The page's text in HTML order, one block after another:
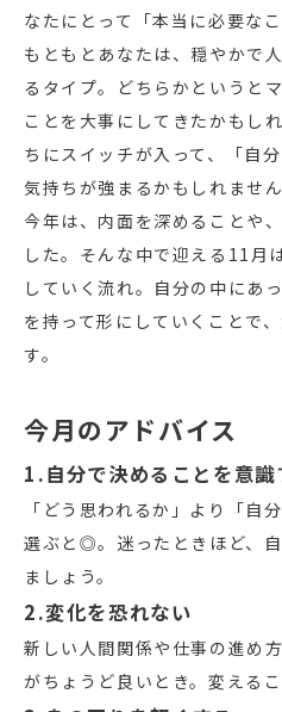
なたにとって「本当に必要な
もともとあなたは、穏やかで
るタイプ。どちらかというと
ことを大事にしてきたかもし
ちにスイッチが入って、「自
気持ちが強まるかもしれません
今年は、内面を深めることや
した。そんな中で迎える11月
していく流れ。自分の中にあ
を持って形にしていくことで
す。
今月のアドバイス
1.自分で決めることを意識
「どう思われるか」より「自
選ぶと◎。迷ったときほど、
ましょう。
2.変化を恐れない
新しい人間関係や仕事の進め
がちょうど良いとき。変える